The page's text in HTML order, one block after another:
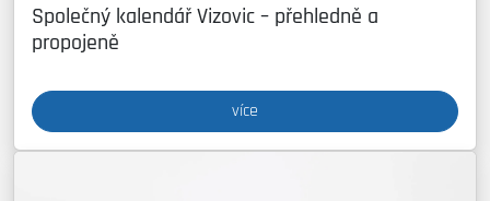
Společný kalendář Vizovic – přehledně a
propojeně
více